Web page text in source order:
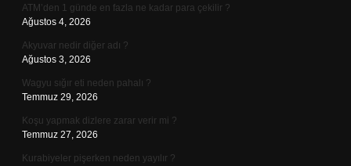
ATM’den 1 günde en fazla ne kadar para çekilir ?
Ağustos 4, 2026
Akyuvar nedir diğer adı ?
Ağustos 3, 2026
Wagyu sığır eti neden pahalı ?
Temmuz 29, 2026
Koşu yapmak dizlere zarar verir mi ?
Temmuz 27, 2026
Kurabiyeler pişerken neden yayılır ?